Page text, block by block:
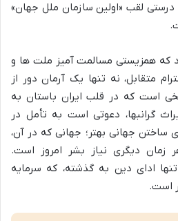
درستی لقب «اولین سازمان ملل جهان»
که همزیستی مسالمت آمیز ملت ها و
متقابل، نه تنها یک آرمان دور از
است که در قلب ایران باستان به
گرانبها، دعوتی است به تأمل در
ساختن جهانی بهتر؛ جهانی که در آن،
دیگری نیاز بشر امروز است.
ادای دین به گذشته، که سرمایه
است.